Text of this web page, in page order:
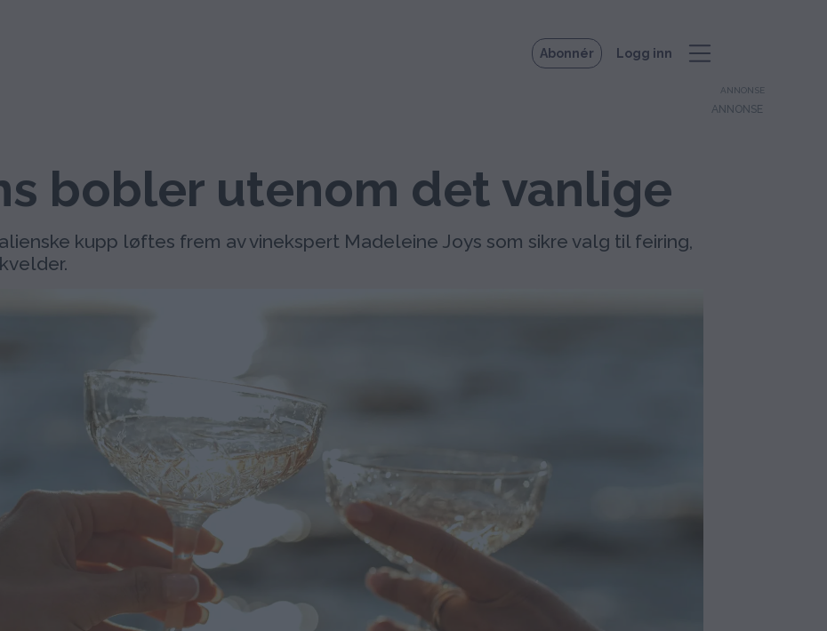
Abonnér Logg inn
bobler utenom det vanlige
kupp løftes frem av vinekspert Madeleine Joys som sikre valg til feiring,
ANNONSE